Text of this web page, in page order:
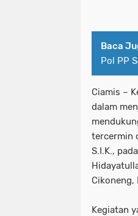
Baca
Pol PP
Ciamis –
dalam
tercermin
S.I.K.,
Cikoneng,
Kegiatan